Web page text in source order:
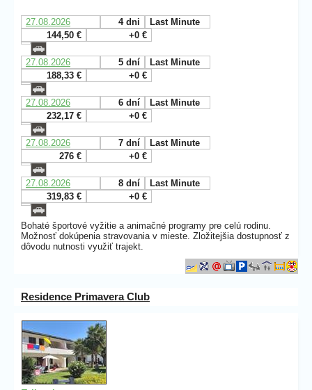
27.08.2026 4 dni
Last Minute
144,50 €
+0 €
27.08.2026 5 dní
Last Minute
188,33 €
+0 €
27.08.2026 6 dní
Last Minute
232,17 €
+0 €
27.08.2026 7 dní
Last Minute
276 €
+0 €
27.08.2026 8 dní
Last Minute
319,83 €
+0 €
Bohaté športové vyžitie a animačné programy pre celú rodinu.
Možnosť dokúpenia stravovania v mieste. Zložitejšia dostupnosť z
dôvodu nutnosti využiť trajekt.
Residence Primavera Club